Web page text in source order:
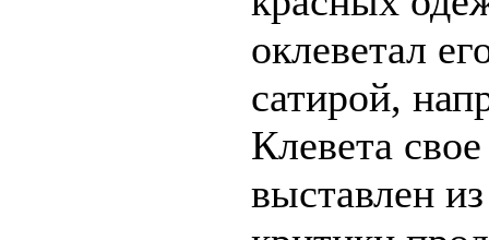
оклеветал
сатирой,
Клевета
выставлен